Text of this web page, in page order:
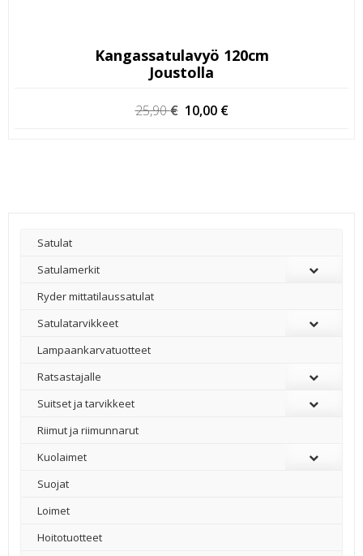
Kangassatulavyö 120cm
Joustolla
25,90€ Alkuperäinen
10,00 €
Satulat
Satulamerkit
Ryder mittatilaussatulat
Satulatarvikkeet
–
Lampaankarvatuotteet
Ratsastajalle
Suitset ja tarvikkeet
Riimut ja riimunnarut
Kuolaimet
Suojat
Loimet
Hoitotuotteet